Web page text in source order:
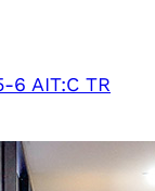
6 AIT:C TR